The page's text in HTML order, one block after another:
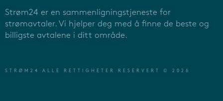
Strøm24 er en sammenligningstjeneste for
strømavtaler. Vi hjelper deg med å finne de beste og
billigste avtalene i ditt område.
STRØM24 ALLE RETTIGHETER RESERVERT © 2026